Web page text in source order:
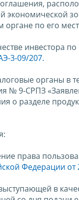
экономической
органе по его
инвестора
3-09/207.
органы в
№ 9-СРПЗ
о разделе
права
Федерации от
в